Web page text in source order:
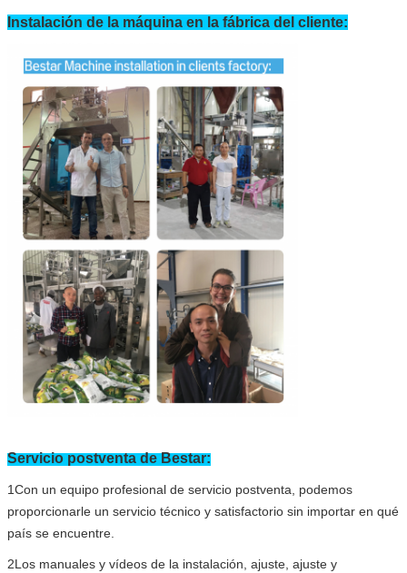
Instalación de la máquina en la fábrica del cliente:
Servicio postventa de Bestar:
1Con un equipo profesional de servicio postventa, podemos
proporcionarle un servicio técnico y satisfactorio sin importar en qué
país se encuentre.
2Los manuales y vídeos de la instalación, ajuste, ajuste y